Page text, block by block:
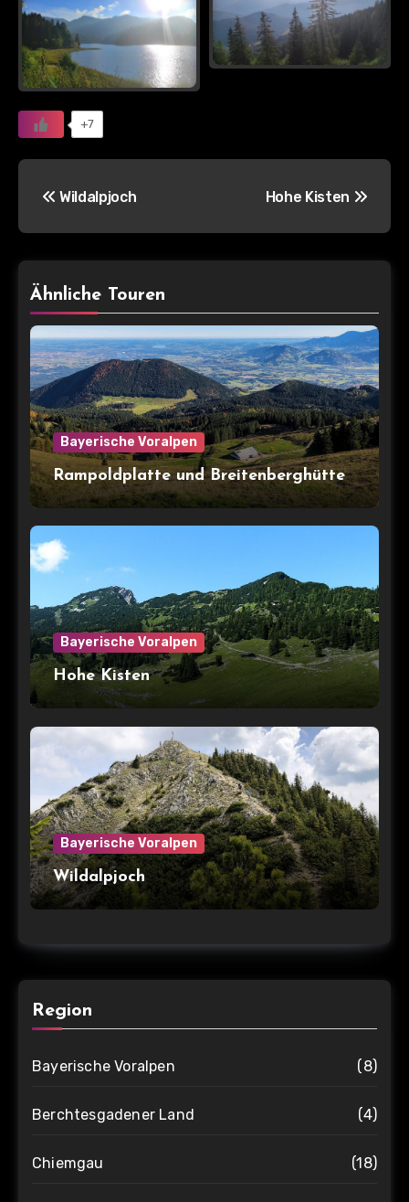
+7
Wildalpjoch Hohe Kisten
Ähnliche Touren
Bayerische Voralpen
Rampoldplatte und Breitenberghütte
Bayerische Voralpen
Hohe Kisten
Bayerische Voralpen
Wildalpjoch
Region
Bayerische Voralpen (8)
Berchtesgadener Land (4)
Chiemgau (18)